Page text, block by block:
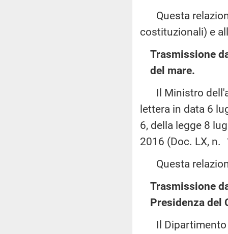
Questa
costituzionali) e
Trasmissione
del mare.
Il Ministro
lettera in data 6
6, della legge 8
2016 (Doc. LX, n.
Questa
Trasmissione
Presidenza del
Il Dipartimento